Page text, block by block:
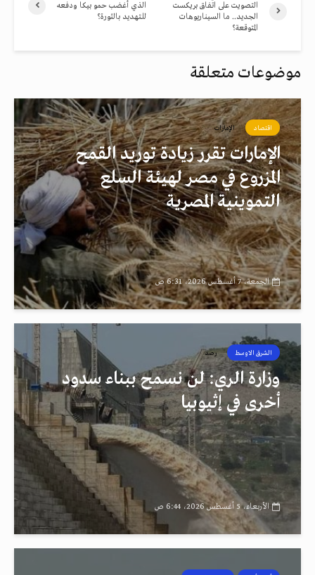
الذي أغضب حمو بيكا ودفعه
للتهديد بالثورة؟
التصويت على اتفاق بريكست
الجديد.. ما السيناريوهات
المتوقعة؟
موضوعات متعلقة
اقتصاد الإمارات
الإمارات تقرر زيادة توريد القمح
المزروع في مصر لهيئة السلع
التموينية المصرية
الجمعة، 7 أغسطس 2026، 6:31 ص
الشرق الاوسط رصد
وزارة الري: لن نسمح ببناء سدود
أخرى في إثيوبيا
الأربعاء، 5 أغسطس 2026، 6:44 ص